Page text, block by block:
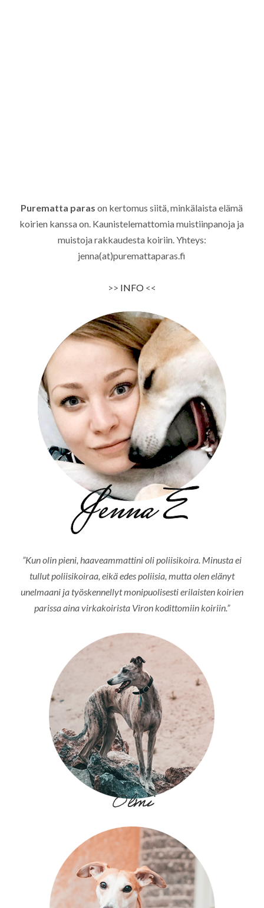
Purematta paras on kertomus siitä, minkälaista elämä
koirien kanssa on. Kaunistelemattomia muistiinpanoja ja
muistoja rakkaudesta koiriin. Yhteys:
jenna(at)puremattaparas.fi
>> INFO<<
”Kun olin pieni, haaveammattini oli poliisikoira. Minusta ei
tullut poliisikoiraa, eikä edes poliisia, mutta olen elänyt
unelmaani ja työskennellyt monipuolisesti erilaisten koirien
parissa aina virkakoirista Viron kodittomiin koiriin.”